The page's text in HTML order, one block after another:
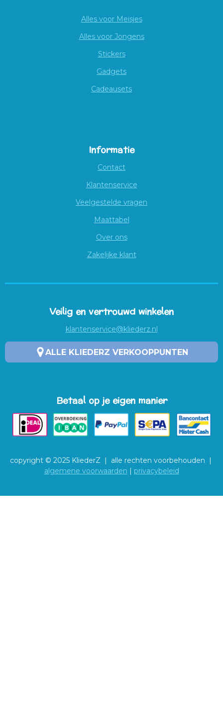
Alles voor Meisjes
Alles voor Jongens
Stickers
Gadgets
Cadeausets
Informatie
Contact
Klantenservice
Veelgestelde vragen
Maattabel
Over ons
Zakelijke klant
Veilig en vertrouwd winkelen
klantenservice@kliederz.nl
ALLE KLIEDERZ VERKOOPPUNTEN
Betaal op je eigen manier
copyright © 2025 KliederZ | alle rechten voorbehouden |
algemene voorwaarden | privacybeleid